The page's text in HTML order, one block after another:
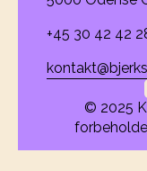
+45 30 42 42
© 2025